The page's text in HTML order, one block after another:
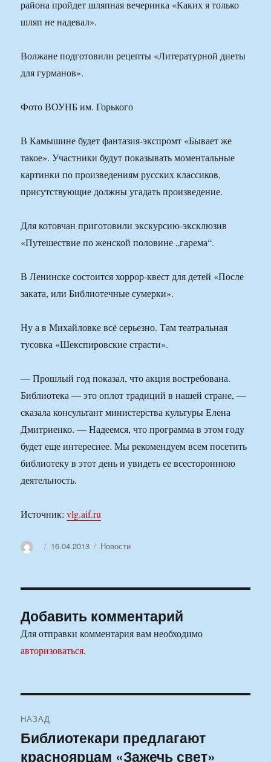
района пройдет шляпная вечеринка «Каких я только
шляп не надевал».
Волжане подготовили рецепты «Литературной диеты
для гурманов».
Фото ВОУНБ им. Горького
В Камышине будет фантазия-экспромт «Бывает же
такое». Участники будут показывать моментальные
картинки по произведениям русских классиков,
присутствующие должны угадать произведение.
Для котовчан приготовили экскурсию-эксклюзив
«Путешествие по женской половине „гарема“.
В Ленинске состоится хоррор-квест для детей «После
заката, или Библиотечные сумерки».
Ну а в Михайловке всё серьезно. Там театральная
тусовка «Шекспировские страсти».
— Прошлый год показал, что акция востребована.
Библиотека — это оплот традиций в нашей стране, —
сказала консультант министерства культуры Елена
Дмитриенко. — Надеемся, что программа в этом году
будет еще интереснее. Мы рекомендуем всем посетить
библиотеку в этот день и увидеть ее всестороннюю
деятельность.
Источник:vlg.aif.ru
АвторОпубликовано
16.04.2013 Рубрики
Новости
Добавить комментарий
Для отправки комментария вам необходимо
авторизоваться.
по
НАЗАД
Предыдущая
запись:
Библиотекари предлагают
красноярцам «Зажечь свет»